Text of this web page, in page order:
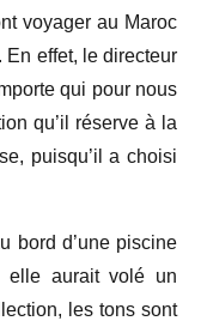
voyager au Maroc
effet, le directeur
qui pour nous
qu’il réserve à la
puisqu’il a choisi
bord d’une piscine
elle aurait volé un
les tons sont